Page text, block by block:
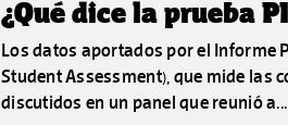
¿Qué dice la prueba
Los datos aportados por el Informe
Student Assessment), que mide las
discutidos en un panel que reunió a...